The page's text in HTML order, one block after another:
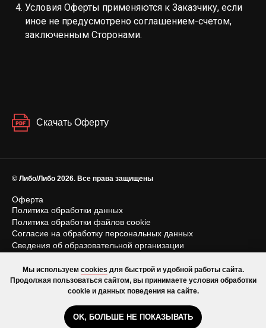
Условия Оферты применяются к Заказчику, если
иное не предусмотрено соглашением-счетом,
заключенным Сторонами.
Скачать Оферту
© Либо/Либо 2026. Все права защищены
Оферта
Политика обработки данных
Политика обработки файлов cookie
Согласие на обработку персональных данных
Сведения об образовательной организации
Мы используем cookies для быстрой и удобной работы сайта.
Продолжая пользоваться сайтом, вы принимаете условия обработки
cookie и данных поведения на сайте.
OK, БОЛЬШЕ НЕ ПОКАЗЫВАТЬ